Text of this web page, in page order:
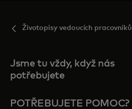
Životopisy vedoucích pracovníků
Jsme tu vždy, když nás
potřebujete
POTŘEBUJETE POMOC?